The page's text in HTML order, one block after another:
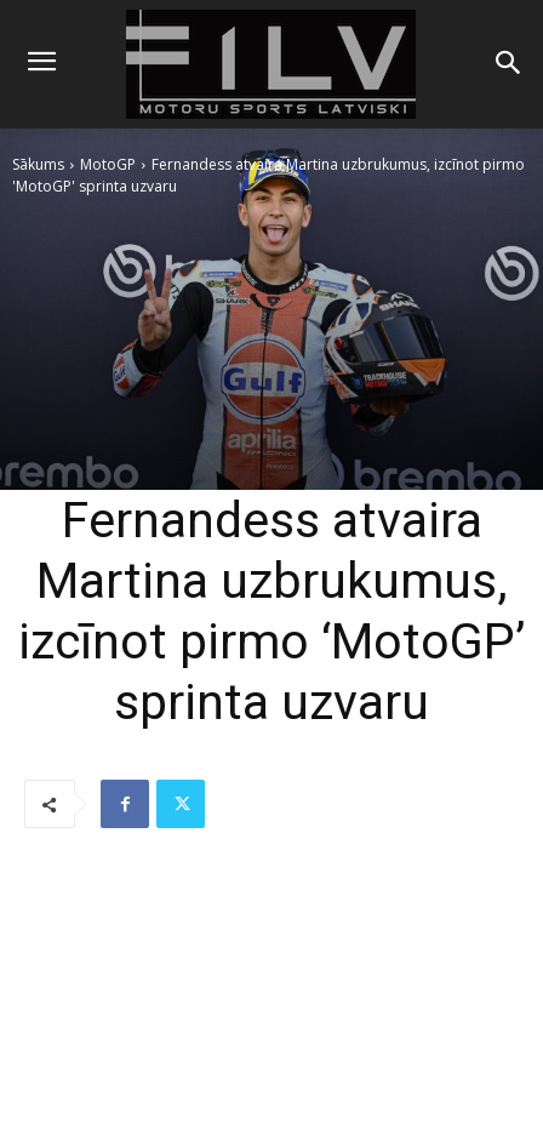
Sākums MotoGP
Fernandess atvaira Martina uzbrukumus, izcīnot pirmo
'MotoGP' sprinta uzvaru
Fernandess atvaira
Martina uzbrukumus,
izcīnot pirmo ‘MotoGP’
sprinta uzvaru